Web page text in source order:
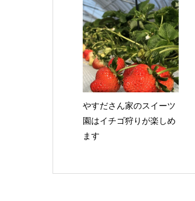
やすださん家のスイーツ
園はイチゴ狩りが楽しめ
ます